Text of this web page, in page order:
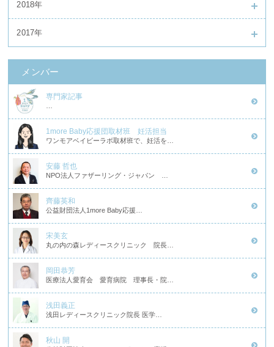
2018年
2017年
メンバー
専門家記事
1more Baby応援団取材班 妊活担当
ワンモアベイビーラボ取材班で、妊活を…
安藤 哲也
NPO法人ファザーリング・ジャパン …
齊藤英和
公益財団法人1more Baby応援…
宋美玄
丸の内の森レディースクリニック 院長…
岡田恭芳
医療法人愛育会 愛育病院 理事長・院…
浅田義正
浅田レディースクリニック院長 医学…
秋山 開